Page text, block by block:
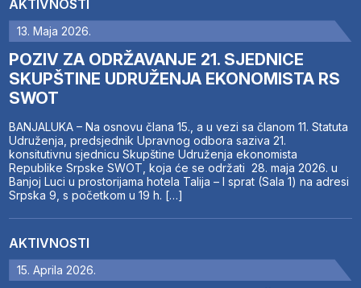
AKTIVNOSTI
13. Maja 2026.
POZIV ZA ODRŽAVANJE 21. SJEDNICE
SKUPŠTINE UDRUŽENJA EKONOMISTA RS
SWOT
BANJALUKA – Na osnovu člana 15., a u vezi sa članom 11. Statuta
Udruženja, predsjednik Upravnog odbora saziva 21.
konsitutivnu sjednicu Skupštine Udruženja ekonomista
Republike Srpske SWOT, koja će se održati 28. maja 2026. u
Banjoj Luci u prostorijama hotela Talija – I sprat (Sala 1) na adresi
Srpska 9, s početkom u 19 h. […]
AKTIVNOSTI
15. Aprila 2026.